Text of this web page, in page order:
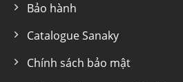
Bảo hành
Catalogue Sanaky
Chính sách bảo mật